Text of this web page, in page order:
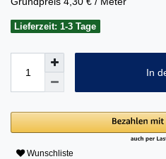
Lieferzeit: 1-3 Tage
In
Wunschliste